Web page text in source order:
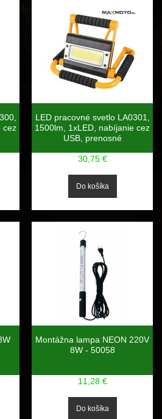
cez
LED pracovné svetlo LA0301,
1500lm, 1xLED, nabíjanie cez
USB, prenosné
30,75 €
Montážna lampa NEON 220V
8W - 50058
11,28 €